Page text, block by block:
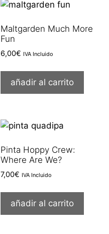
Maltgarden Much More
Fun
6,00€ IVA Incluido
añadir al carrito
Pinta Hoppy Crew:
Where Are We?
7,00€ IVA Incluido
añadir al carrito